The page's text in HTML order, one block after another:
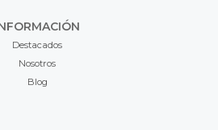
Destacados
Nosotros
Blog